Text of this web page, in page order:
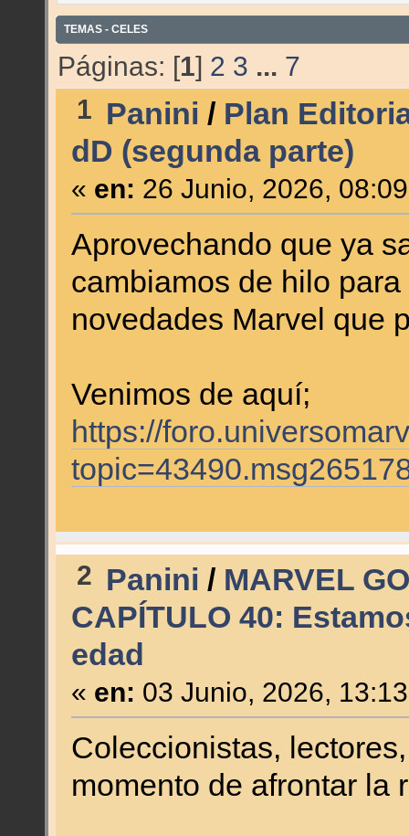
TEMAS - CELES
Páginas: [1] 2 3 ... 7
1 Panini / Plan
dD (segunda parte)
« en: 26 Junio, 2026,
Aprovechando que ya
cambiamos de hilo
novedades Marvel que
Venimos de aquí;
https://
2 Panini / MARVEL
CAPÍTULO 40:
edad
« en: 03 Junio, 2026,
Coleccionistas,
momento de afrontar la